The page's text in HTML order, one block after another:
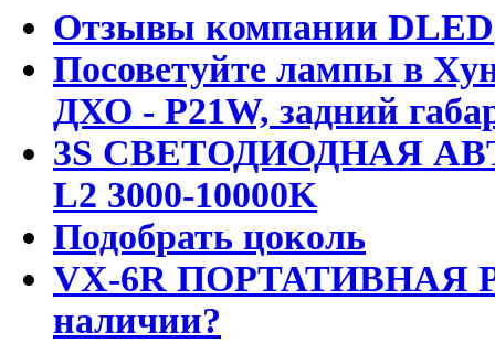
Отзывы компании DLED
Посоветуйте лампы в
ДХО - P21W, задний
3S СВЕТОДИОДНАЯ
L2 3000-10000K
Подобрать цоколь
VX-6R ПОРТАТИВНАЯ
наличии?